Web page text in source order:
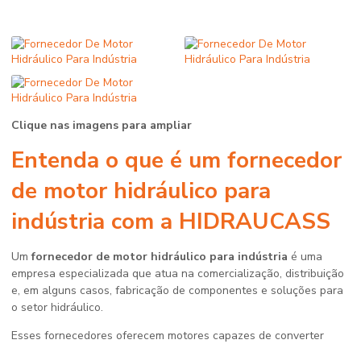
Clique nas imagens para ampliar
Entenda o que é um fornecedor
de motor hidráulico para
indústria com a HIDRAUCASS
Umfornecedor de motor hidráulico para indústria é uma
empresa especializada que atua na comercialização, distribuição
e, em alguns casos, fabricação de componentes e soluções para
o setor hidráulico.
Esses fornecedores oferecem motores capazes de converter